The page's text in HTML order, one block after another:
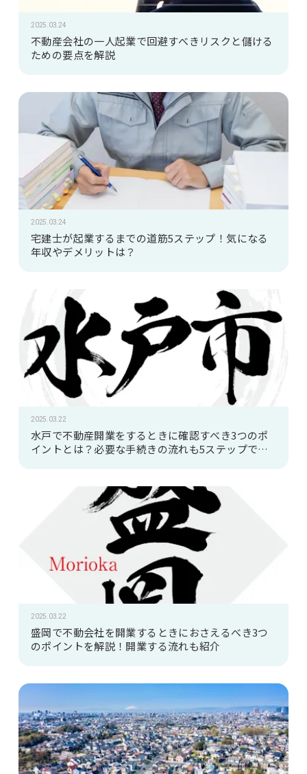
2025.03.24
不動産会社の一人起業で回避すべきリスクと儲ける
ための要点を解説
2025.03.24
宅建士が起業するまでの道筋5ステップ！気になる
年収やデメリットは？
2025.03.22
水戸で不動産開業をするときに確認すべき3つのポ
イントとは？必要な手続きの流れも5ステップで解
2025.03.22
盛岡で不動会社を開業するときにおさえるべき3つ
のポイントを解説！開業する流れも紹介